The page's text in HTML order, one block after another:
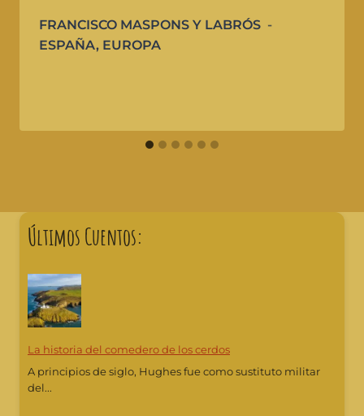
FRANCISCO MASPONS Y LABRÓS
ESPAÑA, EUROPA
Últimos Cuentos:
La historia del comedero de los cerdos
A principios de siglo, Hughes fue como sustituto militar
del...